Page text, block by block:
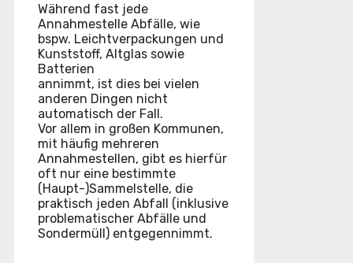
Während fast jede
Annahmestelle Abfälle, wie
bspw. Leichtverpackungen und
Kunststoff, Altglas sowie
Batterien
annimmt, ist dies bei vielen
anderen Dingen nicht
automatisch der Fall.
Vor allem in großen Kommunen,
mit häufig mehreren
Annahmestellen, gibt es hierfür
oft nur eine bestimmte
(Haupt-)Sammelstelle, die
praktisch jeden Abfall (inklusive
problematischer Abfälle und
Sondermüll) entgegennimmt.